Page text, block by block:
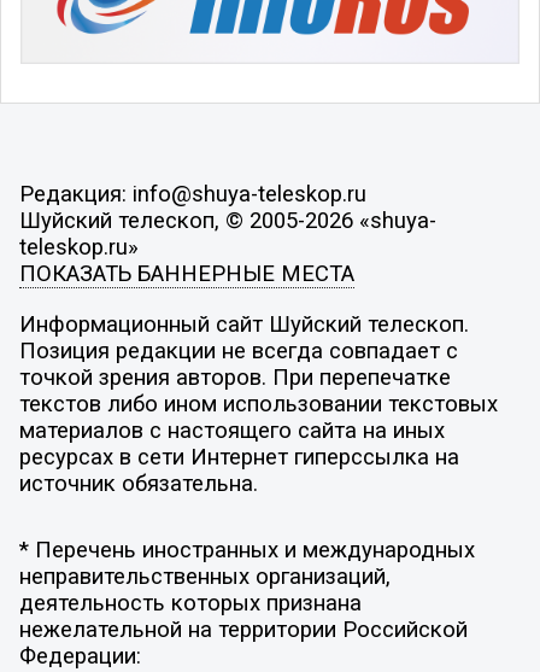
Редакция: info@shuya-teleskop.ru
Шуйский телескоп, © 2005-2026 «shuya-
teleskop.ru»
ПОКАЗАТЬ БАННЕРНЫЕ МЕСТА
Информационный сайт Шуйский телескоп.
Позиция редакции не всегда совпадает с
точкой зрения авторов. При перепечатке
текстов либо ином использовании текстовых
материалов с настоящего сайта на иных
ресурсах в сети Интернет гиперссылка на
источник обязательна.
* Перечень иностранных и международных
неправительственных организаций,
деятельность которых признана
нежелательной на территории Российской
Федерации: